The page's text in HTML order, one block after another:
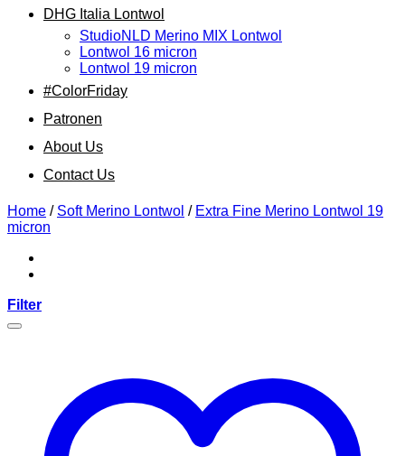
DHG Italia Lontwol
StudioNLD Merino MIX Lontwol
Lontwol 16 micron
Lontwol 19 micron
#ColorFriday
Patronen
About Us
Contact Us
Home / Soft Merino Lontwol / Extra Fine Merino Lontwol 19
micron
Filter